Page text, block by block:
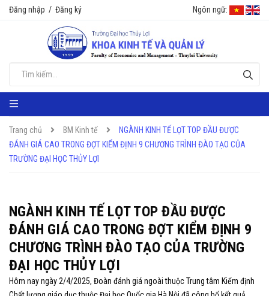
Đăng nhập / Đăng ký Ngôn ngữ:
Trang chủ BM Kinh tế
NGÀNH KINH TẾ LỌT TOP ĐẦU ĐƯỢC
ĐÁNH GIÁ CAO TRONG ĐỢT KIỂM ĐỊNH 9 CHƯƠNG TRÌNH ĐÀO TẠO CỦA
TRƯỜNG ĐẠI HỌC THỦY LỢI
NGÀNH KINH TẾ LỌT TOP ĐẦU ĐƯỢC
ĐÁNH GIÁ CAO TRONG ĐỢT KIỂM ĐỊNH 9
CHƯƠNG TRÌNH ĐÀO TẠO CỦA TRƯỜNG
ĐẠI HỌC THỦY LỢI
Hôm nay ngày 2/4/2025, Đoàn đánh giá ngoài thuộc Trung tâm Kiểm định